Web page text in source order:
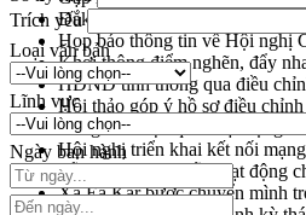
Đắk Lắk sơ kết 4 năm triển
Họp báo thông tin về Hội nghị
Khơi thông điểm nghẽn, đẩy
HĐND tỉnh thông qua điều
Hội thảo góp ý hồ sơ điều
Nâng cao hiệu quả hoạt động
Hội nghị triển khai kết nối
Lễ phát động chuỗi hoạt động
Xã Ea Kar bước chuyển mình
Trích yếu
Loại văn bản
Lĩnh vực
Ngày ban hành